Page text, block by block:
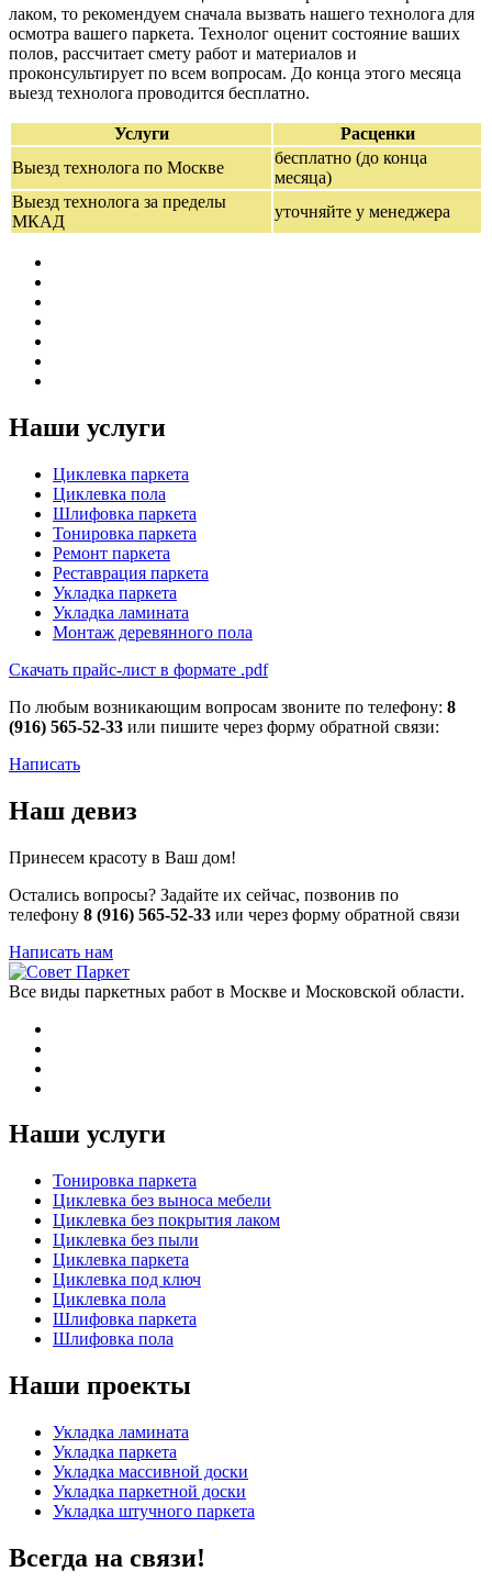
лаком, то рекомендуем сначала вызвать нашего технолога для
осмотра вашего паркета. Технолог оценит состояние ваших
полов, рассчитает смету работ и материалов и
проконсультирует по всем вопросам. До конца этого месяца
выезд технолога проводится бесплатно.
Услуги
Расценки
Выезд технолога по Москве
бесплатно (до конца
месяца)
Выезд технолога за пределы
МКАД
уточняйте у менеджера
Наши услуги
Циклевка паркета
Циклевка пола
Шлифовка паркета
Тонировка паркета
Ремонт паркета
Реставрация паркета
Укладка паркета
Укладка ламината
Монтаж деревянного пола
Скачать прайс-лист в формате .pdf
По любым возникающим вопросам звоните по телефону: 8
(916) 565-52-33 или пишите через форму обратной связи:
Написать
Наш девиз
Принесем красоту в Ваш дом!
Остались вопросы? Задайте их сейчас, позвонив по
телефону 8 (916) 565-52-33 или через форму обратной связи
Написать нам
Все виды паркетных работ в Москве и Московской области.
Наши услуги
Тонировка паркета
Циклевка без выноса мебели
Циклевка без покрытия лаком
Циклевка без пыли
Циклевка паркета
Циклевка под ключ
Циклевка пола
Шлифовка паркета
Шлифовка пола
Наши проекты
Укладка ламината
Укладка паркета
Укладка массивной доски
Укладка паркетной доски
Укладка штучного паркета
Всегда на связи!